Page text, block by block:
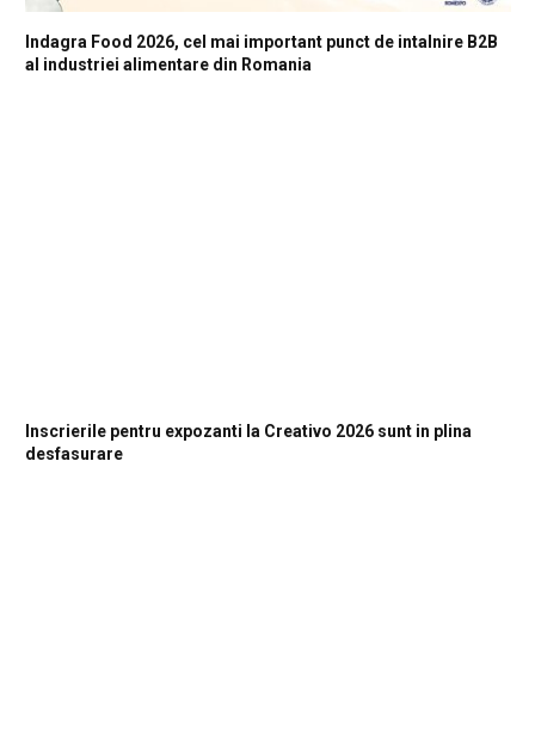
Indagra Food 2026, cel mai important punct de intalnire B2B
al industriei alimentare din Romania
Inscrierile pentru expozanti la Creativo 2026 sunt in plina
desfasurare